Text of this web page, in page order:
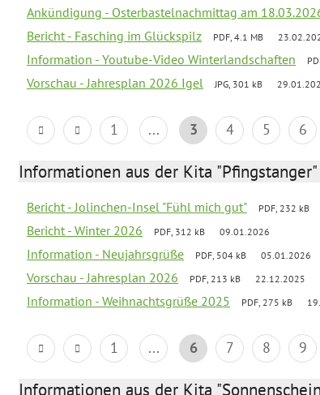
Ankündigung - Osterbastelnachmittag am
Bericht - Fasching im Glückspilz PDF, 4.1 MB
Information - Youtube-Video Winterlandschaften
Vorschau - Jahresplan 2026 Igel JPG, 301 kB
1 ... 3 4 5 6
Informationen aus der Kita "Pfingstanger"
Bericht - Jolinchen-Insel "Fühl mich gut" PDF, 232 kB
Bericht - Winter 2026 PDF, 312 kB 09.01.2026
Information - Neujahrsgrüße PDF, 504 kB 05.01.2026
Vorschau - Jahresplan 2026 PDF, 213 kB 22.12.2025
Information - Weihnachtsgrüße 2025 PDF, 275 kB
1 ... 6 7 8 9
Informationen aus der Kita